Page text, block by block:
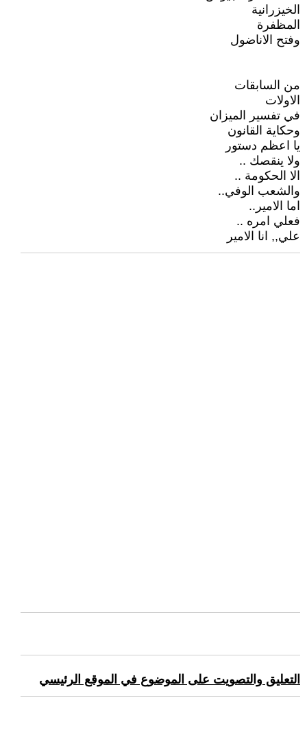
الخيزرانية
المظفرة
وفتح الاناضول
من السابقات
الاولات
في تفسير الميزان
وحكاية القانون
يا اعظم دستور
ولا ينقصك ..
الا الحكومة ..
والشعب الوفي..
اما الامير..
فعلي امره ..
علي,, انا الامير
التعليق والتصويت على الموضوع في الموقع الرئيسي